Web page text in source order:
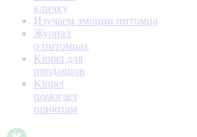
кличку
Изучаем эмоции питомца
Журнал
о питомцах
Kinpet для
продавцов
Kinpet
помогает
приютам